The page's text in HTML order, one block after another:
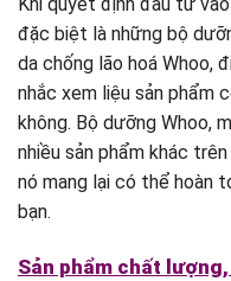
Khi quyết định đầu tư
đặc biệt là những bộ
da chống lão hoá Whoo,
nhắc xem liệu sản phẩm
không. Bộ dưỡng Whoo,
nhiều sản phẩm khác
nó mang lại có thể hoàn
bạn.
Sản phẩm chất